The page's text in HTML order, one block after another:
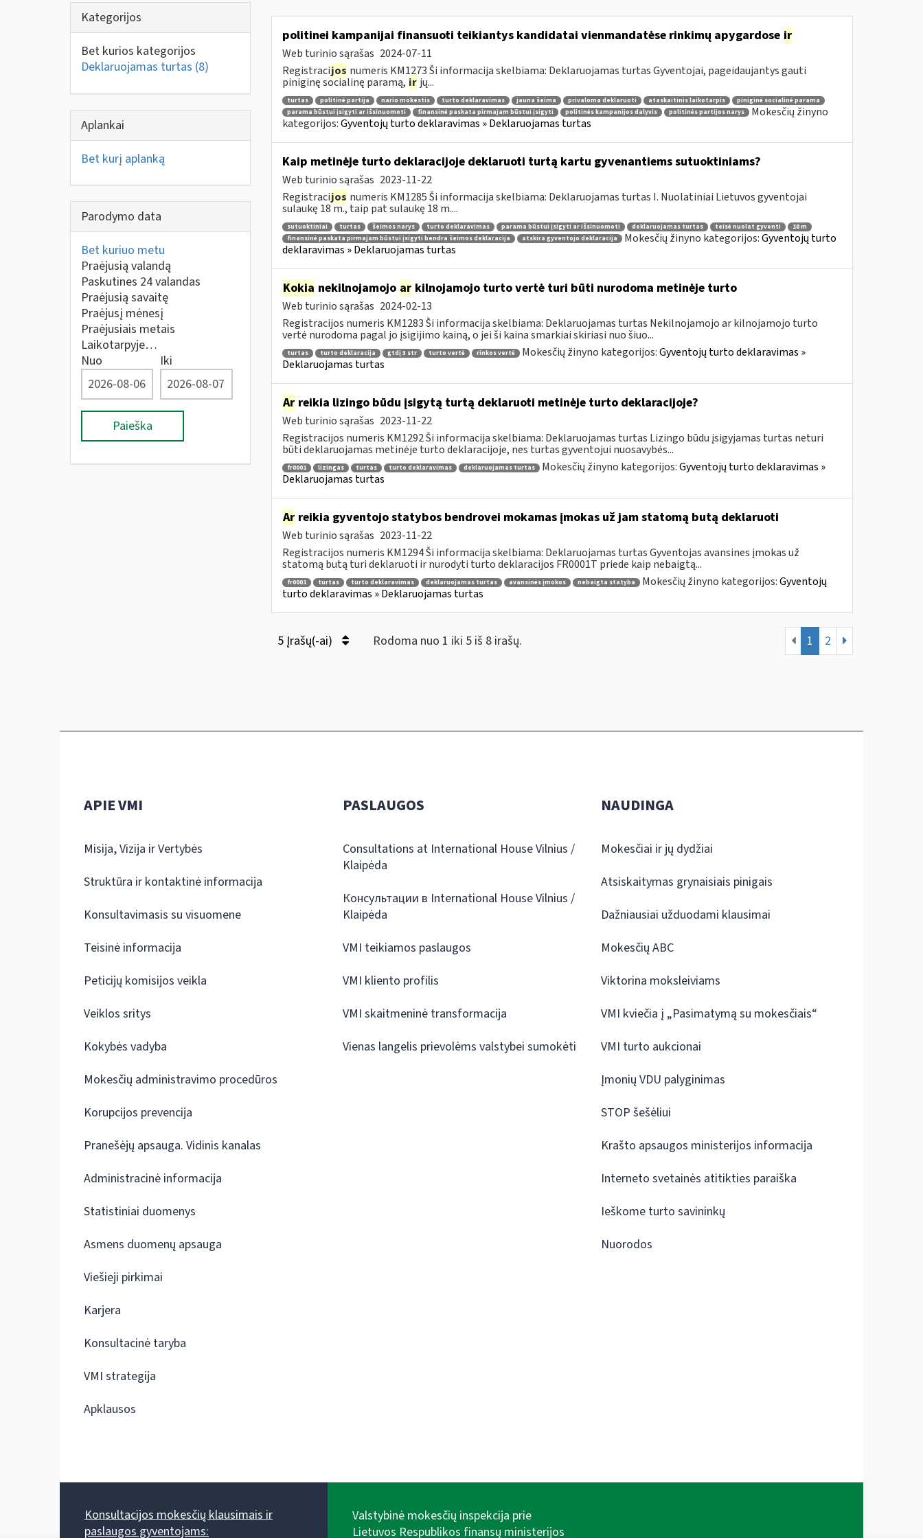
Kategorijos
Bet kurios kategorijos
Deklaruojamas turtas (8)
Aplankai
Bet kurį aplanką
Parodymo data
Bet kuriuo metu
Praėjusią valandą
Paskutines 24 valandas
Praėjusią savaitę
Praėjusį mėnesį
Praėjusiais metais
Laikotarpyje…
Nuo
Iki
Paieška
politinei kampanijai finansuoti teikiantys kandidatai vienmandatėse rinkimų apygardose ir
Web turinio sąrašas 2024-07-11
Registracijos numeris KM1273 Ši informacija skelbiama: Deklaruojamas turtas Gyventojai, pageidaujantys gauti
piniginę socialinę paramą, ir jų...
turtas politinė partija nario mokestis turto deklaravimas jauna šeima privaloma deklaruoti ataskaitinis laikotarpis
piniginė socialinė parama
parama būstui įsigyti ar išsinuomoti
finansinė paskata pirmajam būstui įsigyti politinės kampanijos dalyvis politinės partijos narys
Mokesčių žinyno
kategorijos:Gyventojų turto deklaravimas » Deklaruojamas turtas
Kaip metinėje turto deklaracijoje deklaruoti turtą kartu gyvenantiems sutuoktiniams?
Web turinio sąrašas 2023-11-22
Registracijos numeris KM1285 Ši informacija skelbiama: Deklaruojamas turtas I. Nuolatiniai Lietuvos gyventojai
sulaukę 18 m., taip pat sulaukę 18 m....
sutuoktiniai turtas šeimos narys turto deklaravimas parama būstui įsigyti ar išsinuomoti deklaruojamas turtas teisė nuolat gyventi
18 m
finansinė paskata pirmajam būstui įsigyti bendra šeimos deklaracija
atskira gyventojo deklaracija Mokesčių žinyno kategorijos:Gyventojų turto
deklaravimas » Deklaruojamas turtas
Kokia nekilnojamojo arkilnojamojo turto vertė turi būti nurodoma metinėje turto
Web turinio sąrašas 2024-02-13
Registracijos numeris KM1283 Ši informacija skelbiama: Deklaruojamas turtas Nekilnojamojo ar kilnojamojo turto
vertė nurodoma pagal jo įsigijimo kainą, o jei ši kaina smarkiai skiriasi nuo šiuo...
turtas turto deklaracija gtdį 3 str turto vertė rinkos vertė Mokesčių žinyno kategorijos:Gyventojų turto deklaravimas »
Deklaruojamas turtas
Arreikia lizingo būdu įsigytą turtą deklaruoti metinėje turto deklaracijoje?
Web turinio sąrašas 2023-11-22
Registracijos numeris KM1292 Ši informacija skelbiama: Deklaruojamas turtas Lizingo būdu įsigyjamas turtas neturi
būti deklaruojamas metinėje turto deklaracijoje, nes turtas gyventojui nuosavybės...
fr0001 lizingas turtas turto deklaravimas deklaruojamas turtas Mokesčių žinyno kategorijos:Gyventojų turto deklaravimas »
Deklaruojamas turtas
Arreikia gyventojo statybos bendrovei mokamas įmokas už jam statomą butą deklaruoti
Web turinio sąrašas 2023-11-22
Registracijos numeris KM1294 Ši informacija skelbiama: Deklaruojamas turtas Gyventojas avansines įmokas už
statomą butą turi deklaruoti ir nurodyti turto deklaracijos FR0001T priede kaip nebaigtą...
fr0001 turtas turto deklaravimas deklaruojamas turtas avansinės įmokos nebaigta statyba Mokesčių žinyno kategorijos:Gyventojų
turto deklaravimas » Deklaruojamas turtas
5 Įrašų(-ai) Rodoma nuo 1 iki 5 iš 8 irašų. 1 2
APIE VMI
Misija, Vizija ir Vertybės
Struktūra ir kontaktinė informacija
Konsultavimasis su visuomene
Teisinė informacija
Peticijų komisijos veikla
Veiklos sritys
Kokybės vadyba
Mokesčių administravimo procedūros
Korupcijos prevencija
Pranešėjų apsauga. Vidinis kanalas
Administracinė informacija
Statistiniai duomenys
Asmens duomenų apsauga
Viešieji pirkimai
Karjera
Konsultacinė taryba
VMI strategija
Apklausos
PASLAUGOS
Consultations at International House Vilnius /
Klaipėda
Консультации в International House Vilnius /
Klaipėda
VMI teikiamos paslaugos
VMI kliento profilis
VMI skaitmeninė transformacija
Vienas langelis prievolėms valstybei sumokėti
NAUDINGA
Mokesčiai ir jų dydžiai
Atsiskaitymas grynaisiais pinigais
Dažniausiai užduodami klausimai
Mokesčių ABC
Viktorina moksleiviams
VMI kviečia į „Pasimatymą su mokesčiais“
VMI turto aukcionai
Įmonių VDU palyginimas
STOP šešėliui
Krašto apsaugos ministerijos informacija
Interneto svetainės atitikties paraiška
Ieškome turto savininkų
Nuorodos
Konsultacijos mokesčių klausimais ir
paslaugos gyventojams:
Valstybinė mokesčių inspekcija prie
Lietuvos Respublikos finansų ministerijos